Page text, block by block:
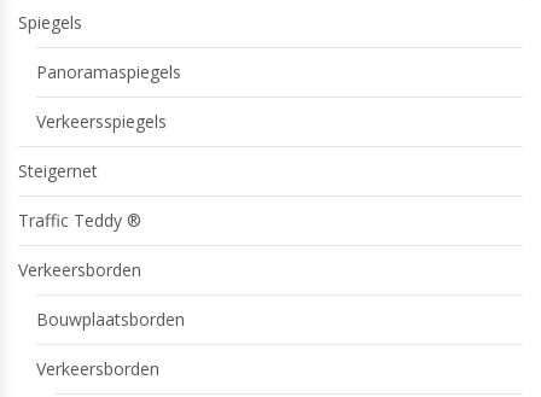
Spiegels
Panoramaspiegels
Verkeersspiegels
Steigernet
Traffic Teddy ®
Verkeersborden
Bouwplaatsborden
Verkeersborden